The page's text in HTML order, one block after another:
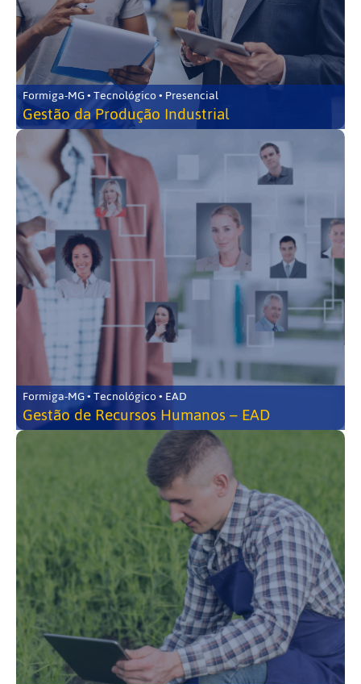
Formiga-MG • Tecnológico • Presencial
Gestão da Produção Industrial
Formiga-MG • Tecnológico • EAD
Gestão de Recursos Humanos – EAD